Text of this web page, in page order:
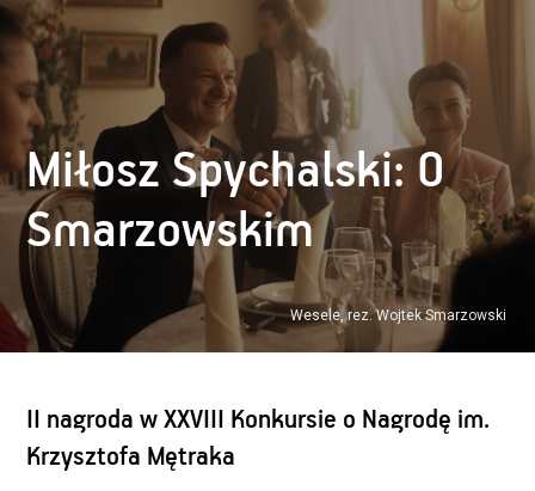
Wesele, rez. Wojtek Smarzowski
Miłosz Spychalski: O
Smarzowskim
II nagroda w XXVIII Konkursie o Nagrodę im.
Krzysztofa Mętraka